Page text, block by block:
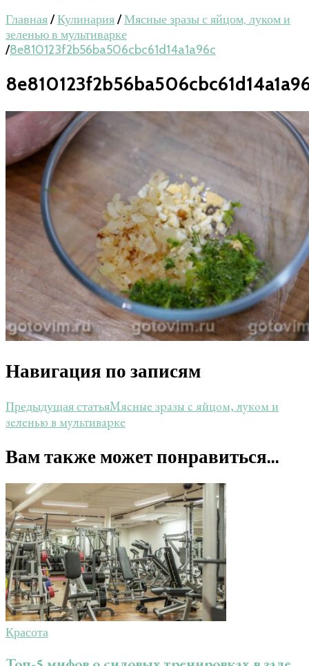
Главная/Кулинария/Мясные зразы с яйцом, луком и
зеленью в мультиварке
/8e810123f2b56ba506cbc61d14a1a96c
Навигация по записям
Предыдущая статьяМясные зразы с яйцом, луком и
зеленью в мультиварке
Вам также может понравиться...
Красота